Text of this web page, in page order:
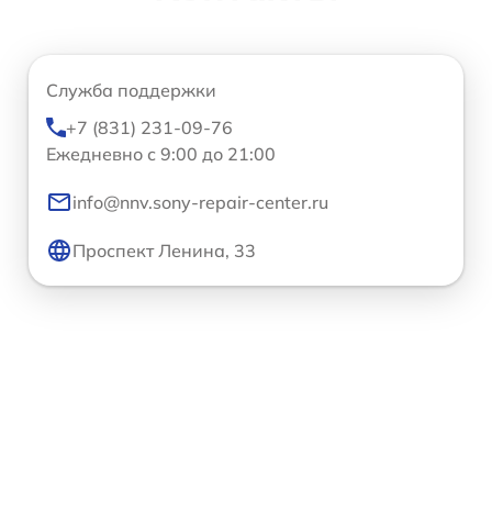
Служба поддержки
+7 (831) 231-09-76
Ежедневно с 9:00 до 21:00
info@nnv.sony-repair-center.ru
Проспект Ленина, 33